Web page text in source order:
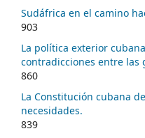
Sudáfrica en el camino
903
La política exterior
contradicciones entre las
860
La Constitución cubana
necesidades.
839